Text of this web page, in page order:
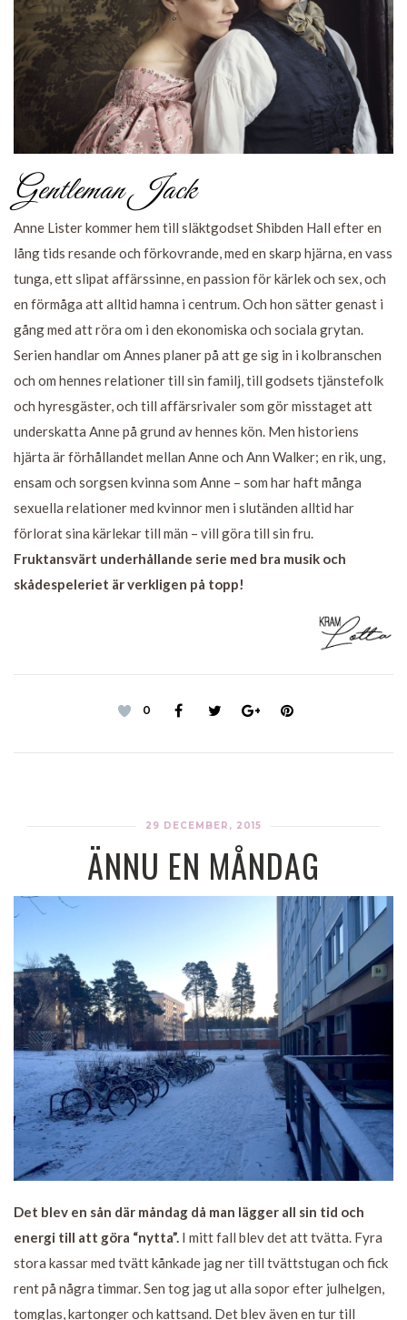
Gentleman Jack
Anne Lister kommer hem till släktgodset Shibden Hall efter en
lång tids resande och förkovrande, med en skarp hjärna, en vass
tunga, ett slipat affärssinne, en passion för kärlek och sex, och
en förmåga att alltid hamna i centrum. Och hon sätter genast i
gång med att röra om i den ekonomiska och sociala grytan.
Serien handlar om Annes planer på att ge sig in i kolbranschen
och om hennes relationer till sin familj, till godsets tjänstefolk
och hyresgäster, och till affärsrivaler som gör misstaget att
underskatta Anne på grund av hennes kön. Men historiens
hjärta är förhållandet mellan Anne och Ann Walker; en rik, ung,
ensam och sorgsen kvinna som Anne – som har haft många
sexuella relationer med kvinnor men i slutänden alltid har
förlorat sina kärlekar till män – vill göra till sin fru.
Fruktansvärt underhållande serie med bra musik och
skådespeleriet är verkligen på topp!
0
29 DECEMBER, 2015
ÄNNU EN MÅNDAG
Det blev en sån där måndag då man lägger all sin tid och
energi till att göra “nytta”. I mitt fall blev det att tvätta. Fyra
stora kassar med tvätt kånkade jag ner till tvättstugan och fick
rent på några timmar. Sen tog jag ut alla sopor efter julhelgen,
tomglas, kartonger och kattsand. Det blev även en tur till